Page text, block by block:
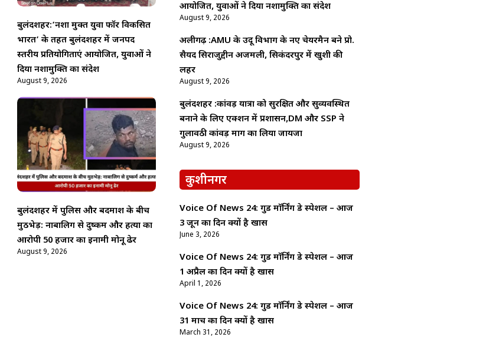
बुलंदशहर:’नशा मुक्त युवा फॉर विकसित
भारत’ के तहत बुलंदशहर में जनपद
स्तरीय प्रतियोगिताएं आयोजित, युवाओं ने
दिया नशामुक्ति का संदेश
August 9, 2026
बुलंदशहर में पुलिस और बदमाश के बीच
मुठभेड़: नाबालिग से दुष्कर्म और हत्या का
आरोपी 50 हजार का इनामी मोनू ढेर
August 9, 2026
आयोजित, युवाओं ने दिया नशामुक्ति का संदेश
August 9, 2026
अलीगढ़ :AMU के उर्दू विभाग के नए चेयरमैन बने प्रो.
सैयद सिराजुद्दीन अजमली, सिकंदरपुर में खुशी की
लहर
August 9, 2026
बुलंदशहर :कांवड़ यात्रा को सुरक्षित और सुव्यवस्थित
बनाने के लिए एक्शन में प्रशासन,DM और SSP ने
गुलावठी कांवड़ मार्ग का लिया जायजा
August 9, 2026
कुशीनगर
Voice Of News 24: गुड माॅर्निंग डे स्पेशल – आज
3 जून का दिन क्यों है खास
June 3, 2026
Voice Of News 24: गुड माॅर्निंग डे स्पेशल – आज
1 अप्रैल का दिन क्यों है खास
April 1, 2026
Voice Of News 24: गुड माॅर्निंग डे स्पेशल – आज
31 मार्च का दिन क्यों है खास
March 31, 2026